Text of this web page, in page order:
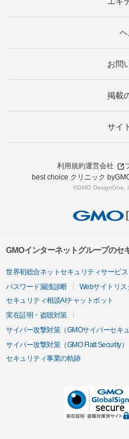
お問
掲載
サイ
利用規約運営会社
best choice クリニック
©GMO DesignOne,
GMOインターネットグループのセ
世界初総合ネットセキュリティサービス
パスワード漏洩診断
Webサイトリス
セキュリティ相談AIチャットボット
実在証明・盗聴対策
サイバー攻撃対策（GMOサイバーセキ
サイバー攻撃対策（GMO Flatt Security）
セキュリティ事業の軌跡